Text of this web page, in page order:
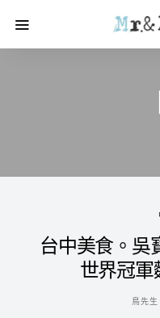
台中美食。吳
世界冠軍
鳥先生